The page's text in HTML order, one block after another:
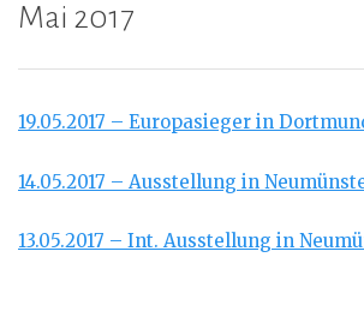
Mai 2017
19.05.2017 – Europasieger in
14.05.2017 – Ausstellung in
13.05.2017 – Int. Ausstellung in